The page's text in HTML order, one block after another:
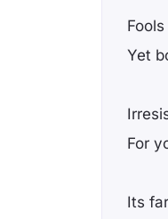
Yet
For
Its